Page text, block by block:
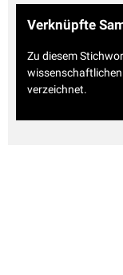
Verknüpfte
Zu diesem
verzeichnet.